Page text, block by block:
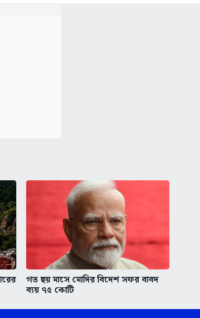
গত ছয় মাসে মোদির বিদেশ সফর বাবদ
ব্যয় ৭৫ কোটি